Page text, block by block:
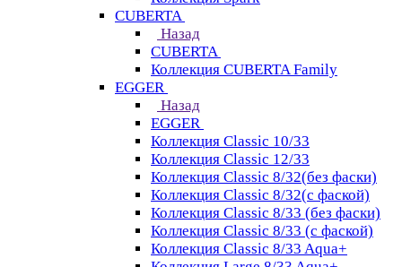
CUBERTA
Назад
CUBERTA
Коллекция CUBERTA Family
EGGER
Назад
EGGER
Коллекция Classic 10/33
Коллекция Classic 12/33
Коллекция Classic 8/32(без фаски)
Коллекция Classic 8/32(с фаской)
Коллекция Classic 8/33 (без фаски)
Коллекция Classic 8/33 (с фаской)
Коллекция Classic 8/33 Aqua+